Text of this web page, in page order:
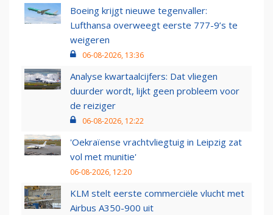
Boeing krijgt nieuwe tegenvaller:
Lufthansa overweegt eerste 777-9’s te
weigeren
06-08-2026, 13:36
Analyse kwartaalcijfers: Dat vliegen
duurder wordt, lijkt geen probleem voor
de reiziger
06-08-2026, 12:22
'Oekraïense vrachtvliegtuig in Leipzig zat
vol met munitie'
06-08-2026, 12:20
KLM stelt eerste commerciële vlucht met
Airbus A350-900 uit